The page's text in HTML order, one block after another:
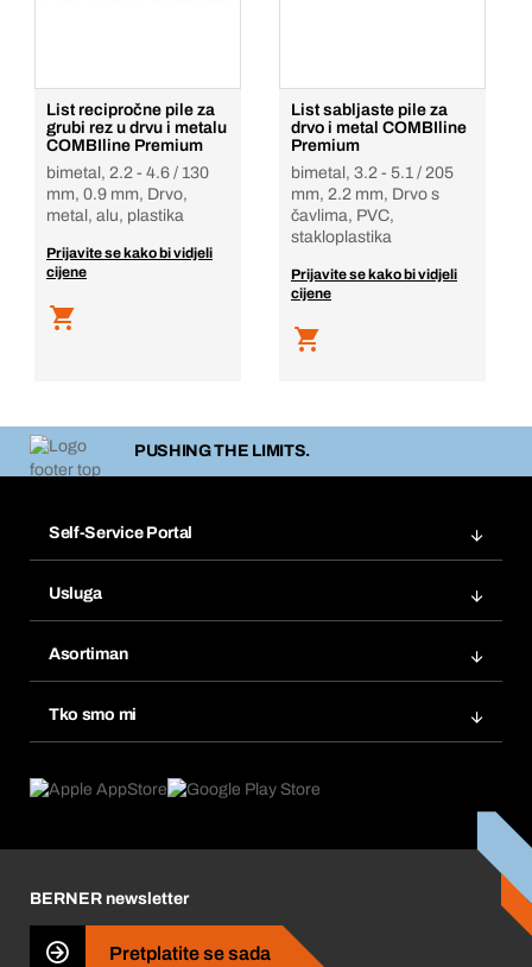
List recipročne pile za
grubi rez u drvu i metalu
COMBIline Premium
bimetal, 2.2 - 4.6 / 130
mm, 0.9 mm, Drvo,
metal, alu, plastika
Prijavite se kako bi vidjeli
cijene
List sabljaste pile za
drvo i metal COMBIline
Premium
bimetal, 3.2 - 5.1 / 205
mm, 2.2 mm, Drvo s
čavlima, PVC,
stakloplastika
Prijavite se kako bi vidjeli
cijene
PUSHING THE LIMITS.
Self-Service Portal
Popisi želja
Ponovno naručivanje
Pretplate
Usluga
Tražitelji proizvoda
Asortiman
Tko smo mi
Što nas pokreće
Business Conduct
BERNER newsletter
Pretplatite se sada